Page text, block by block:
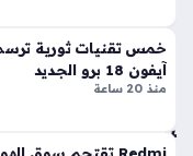
ي
جد
يد
بر
خمس تقنيات ثورية
آيفون 18 برو الجديد
منذ 20 ساعة